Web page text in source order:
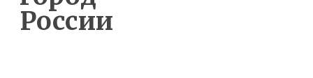
России